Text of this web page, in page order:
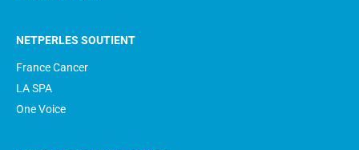
NETPERLES SOUTIENT
France Cancer
LA SPA
One Voice